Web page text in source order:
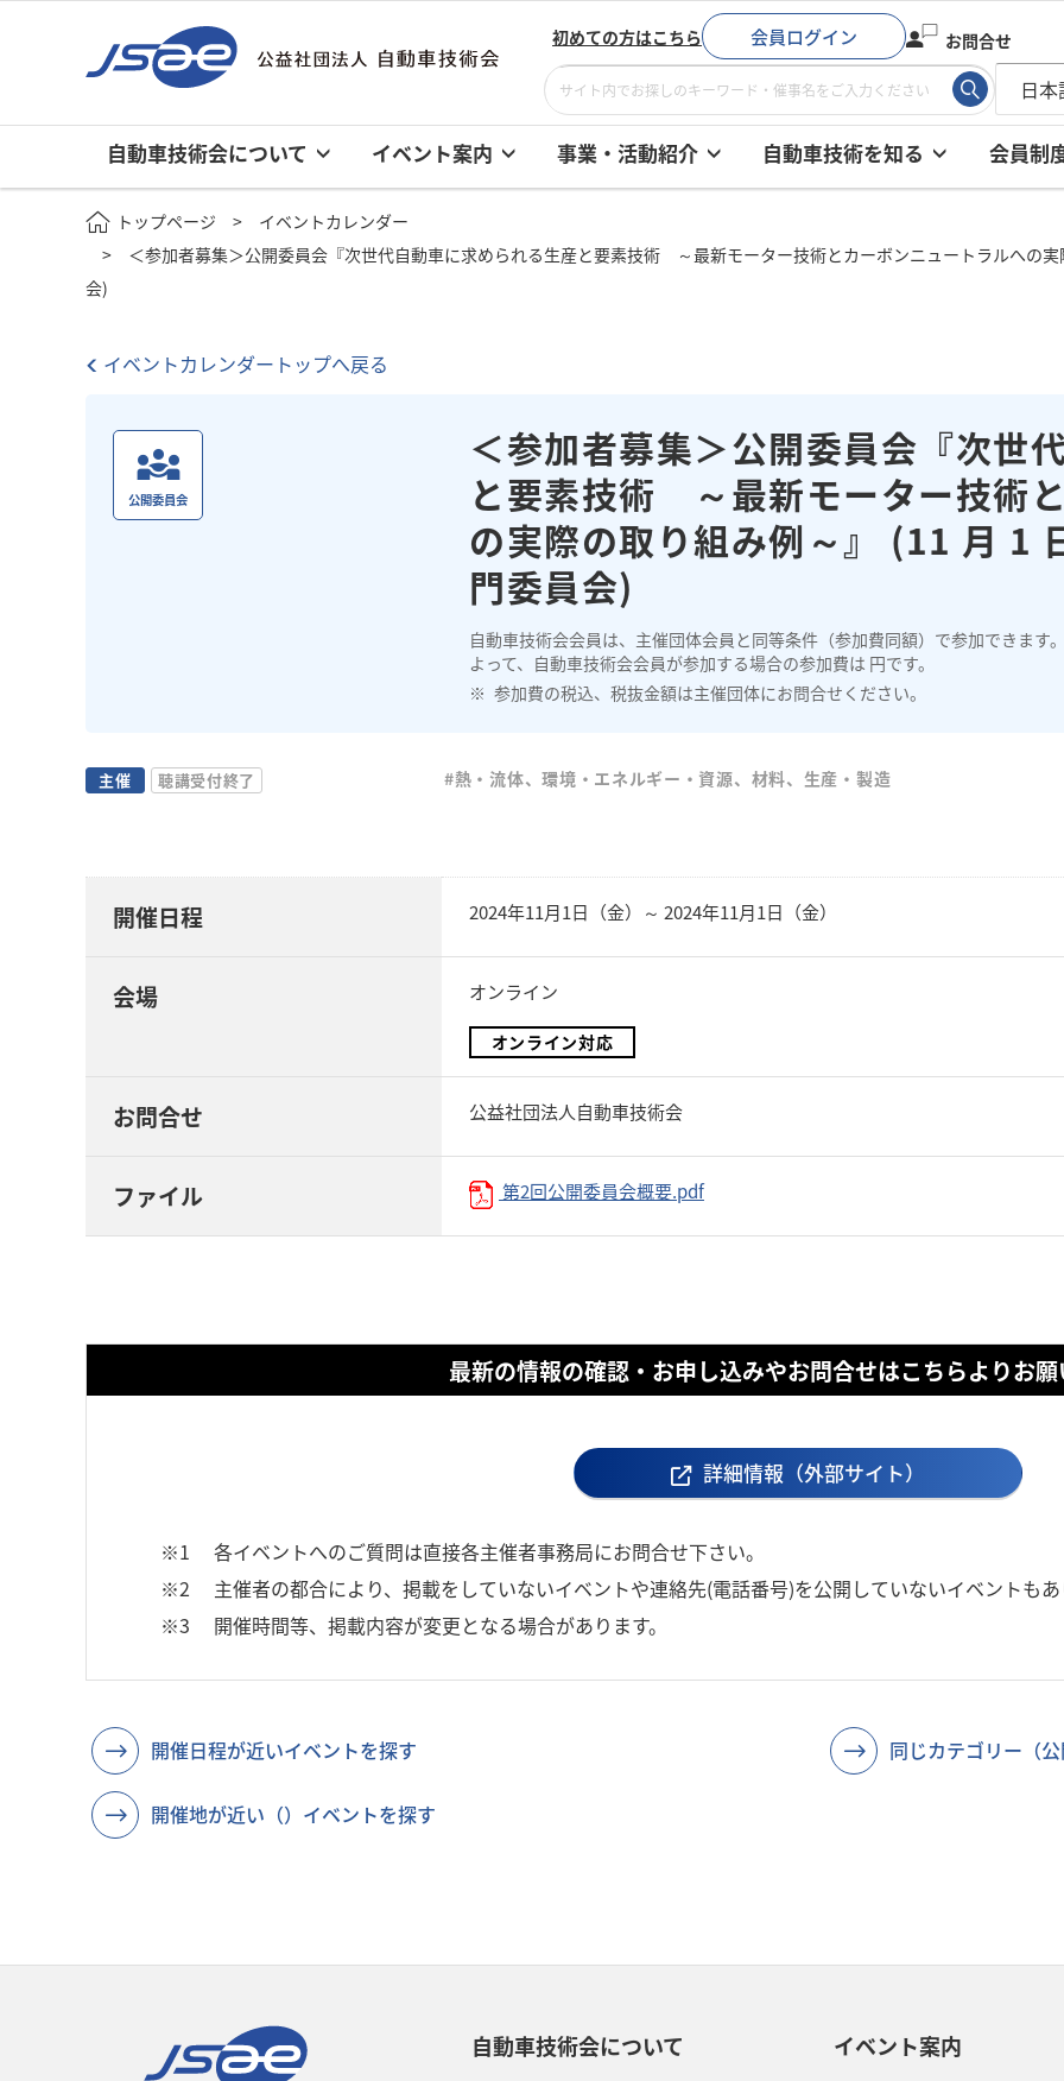
初めての方はこちら 会員ログイン お問合せ
自動車技術会について イベント案内 事業・活動紹介 自動車技術を知る 会員制
トップページ
イベントカレンダー
＜参加者募集＞公開委員会『次世代自動車に求められる生産と要素技術 ～最新モーター技術とカーボンニュートラルへの
会)
イベントカレンダートップへ戻る
＜参加者募集＞公開委員会『次世
と要素技術 ～最新モーター技術
の実際の取り組み例～』 (11 月 1
門委員会)
自動車技術会会員は、主催団体会員と同等条件（参加費同額）で参加できます。
よって、自動車技術会会員が参加する場合の参加費は 円です。
参加費の税込、税抜金額は主催団体にお問合せください。
公開委員会
主催 聴講受付終了 #熱・流体、環境・エネルギー・資源、材料、生産・製造
開催日程 2024年11月1日（金）～ 2024年11月1日（金）
会場 オンライン
オンライン対応
お問合せ 公益社団法人自動車技術会
ファイル 第2回公開委員会概要.pdf
最新の情報の確認・お申し込みやお問合せはこちらよりお
詳細情報（外部サイト）
※1
各イベントへのご質問は直接各主催者事務局にお問合せ下さい。
※2
主催者の都合により、掲載をしていないイベントや連絡先(電話番号)を公開していないイベントもあ
※3
開催時間等、掲載内容が変更となる場合があります。
開催日程が近いイベントを探す 同じカテゴリー（
開催地が近い（）イベントを探す
自動車技術会について イベント案内